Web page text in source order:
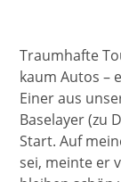
Traumhafte
kaum Autos –
Einer aus
Baselayer (zu
Start. Auf
sei, meinte er